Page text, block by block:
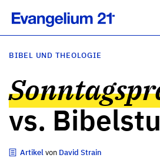
BIBEL UND THEOLOGIE
vs.
Artikelvon David Strain